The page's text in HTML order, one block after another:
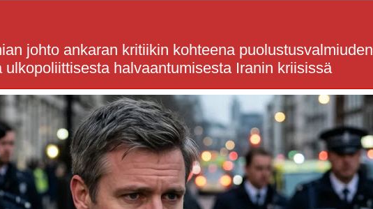
johto ankaran kritiikin kohteena puolustusvalmiuden
ulkopoliittisesta halvaantumisesta Iranin kriisissä